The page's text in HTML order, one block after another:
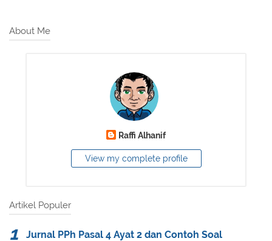
About Me
Raffi Alhanif
View my complete profile
Artikel Populer
Jurnal PPh Pasal 4 Ayat 2 dan Contoh Soal